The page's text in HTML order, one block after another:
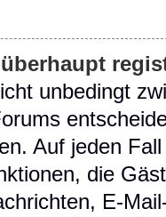
unbedingt
Auf jeden
die
E-